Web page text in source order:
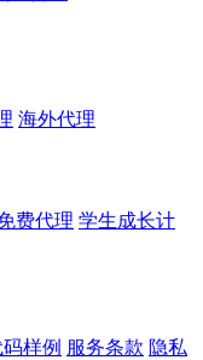
海外代理
费代理 学生成长计
样例 服务条款 隐私